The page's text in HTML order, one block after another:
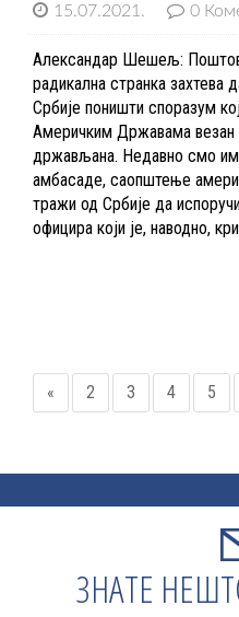
15.07.2021. 0
Александар Шешељ:
радикална странка захтева
Србије поништи споразум
Америчким Државама везан
држављана. Недавно смо
амбасаде, саопштење
тражи од Србије да
официра који је, наводно,
« 2 3 4 5
ЗНАТЕ